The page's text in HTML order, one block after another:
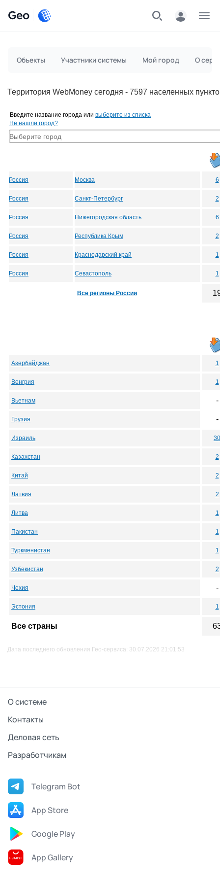
Geo
Объекты Участники системы Мой город О
Территория WebMoney сегодня - 7597 населенных
Введите название города или выберите из списка
Не нашли город?
Россия Москва 6
Россия Санкт-Петербург 2
Россия Нижегородская область 6
Россия Республика Крым 2
Россия Краснодарский край 1
Россия Севастополь 1
Все регионы России
Азербайджан 1
Венгрия 1
Вьетнам -
Грузия -
Израиль 30
Казахстан 2
Китай 2
Латвия 2
Литва 1
Пакистан 1
Туркменистан 1
Узбекистан 2
Чехия -
Эстония 1
Все страны
Дата последнего обновления Гео-сервиса: 30.07.2026 21:01:53
О системе
Контакты
Деловая сеть
Разработчикам
Telegram Bot
App Store
Google Play
App Gallery